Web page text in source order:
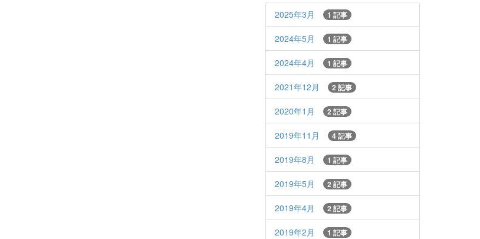
2025年3月 1 記事
2024年5月 1 記事
2024年4月 1 記事
2021年12月 2 記事
2020年1月 2 記事
2019年11月 4 記事
2019年8月 1 記事
2019年5月 2 記事
2019年4月 2 記事
2019年2月 1 記事